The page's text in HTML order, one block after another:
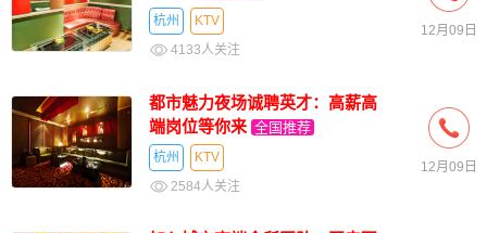
杭州
KTV
4133人关注
12月09日
都市魅力夜场诚聘英才：高薪高
端岗位等你来 全国推荐
杭州
KTV
2584人关注
12月09日